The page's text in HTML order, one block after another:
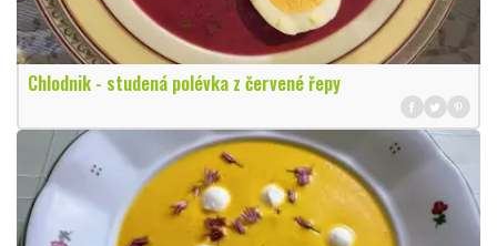
Chlodnik - studená polévka z červené řepy